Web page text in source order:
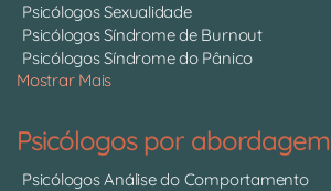
Psicólogos Sexualidade
Psicólogos Síndrome de Burnout
Psicólogos Síndrome do Pânico
Mostrar Mais
Psicólogos por abordagem
Psicólogos Análise do Comportamento